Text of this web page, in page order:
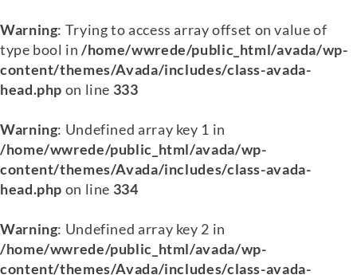
Warning: Trying to access array offset on value of
type bool in/home/wwrede/public_html/avada/wp-
content/themes/Avada/includes/class-avada-
head.php on line 333
Warning: Undefined array key 1 in
/home/wwrede/public_html/avada/wp-
content/themes/Avada/includes/class-avada-
head.php on line 334
Warning: Undefined array key 2 in
/home/wwrede/public_html/avada/wp-
content/themes/Avada/includes/class-avada-